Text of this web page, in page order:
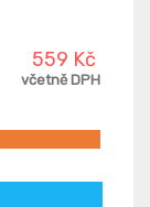
559 Kč
včetně DPH